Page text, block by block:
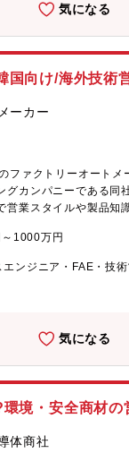
とともに提供しており
り、お客様の安定した
2024年度の売上高は約
フレックスタイム制、
のキャリアパスあり・
ついて】■社会貢献度の
とした素材、その原材
に必要な機械など、社
います。■グローバル展
のビジネスを加速させ
的に任せてもらえる風
ーソンとしての一層の
気になる
国向け/海外技術
ーカー
ファクトリーオートメ
グカンパニーである同
営業スタイルや製品知
ご担当いただきたいと
拡大・新規開拓』1986
Pascal Engineering
業界への進出を進めて
ます。【業務詳細】当
、世界中のメーカーで
界の生産ライン効率化
成した開発資料をもと
1000万円
エンジニア・FAE・技
気になる
環境・安全商材
体商社